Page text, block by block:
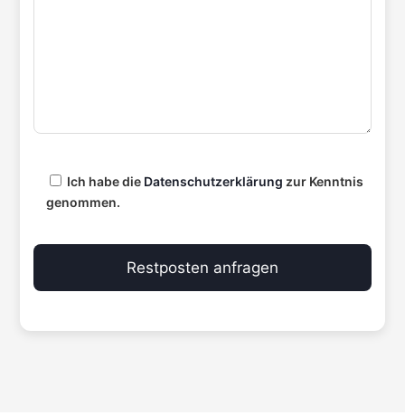
Ich habe die Datenschutzerklärung zur Kenntnis
genommen.